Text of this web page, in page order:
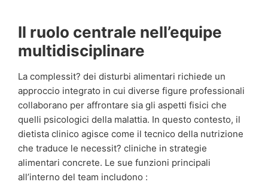
Il ruolo centrale nell’equipe
multidisciplinare
La complessit? dei disturbi alimentari richiede un
approccio integrato in cui diverse figure professionali
collaborano per affrontare sia gli aspetti fisici che
quelli psicologici della malattia. In questo contesto, il
dietista clinico agisce come il tecnico della nutrizione
che traduce le necessit? cliniche in strategie
alimentari concrete. Le sue funzioni principali
all’interno del team includono :